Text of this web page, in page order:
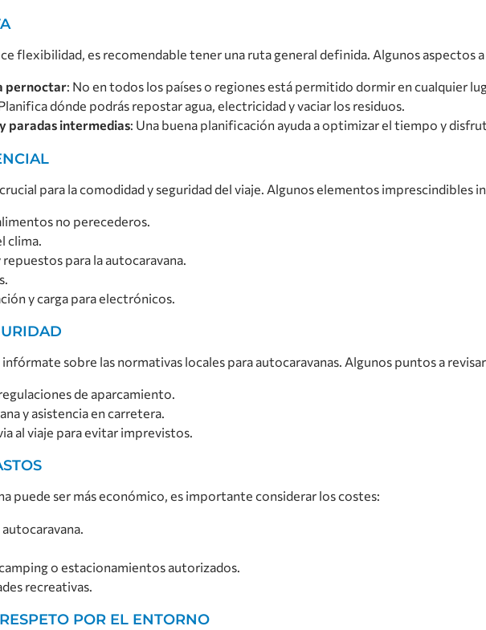
flexibilidad, es recomendable tener una ruta general definida. Algunos aspectos
pernoctar: No en todos los países o regiones está permitido dormir en cualquier
dónde podrás repostar agua, electricidad y vaciar los residuos.
paradas intermedias: Una buena planificación ayuda a optimizar el tiempo y
para la comodidad y seguridad del viaje. Algunos elementos imprescindibles
no perecederos.
clima.
para la autocaravana.
y carga para electrónicos.
sobre las normativas locales para autocaravanas. Algunos puntos a
de aparcamiento.
y asistencia en carretera.
al viaje para evitar imprevistos.
puede ser más económico, es importante considerar los costes:
o estacionamientos autorizados.
recreativas.
POR EL ENTORNO